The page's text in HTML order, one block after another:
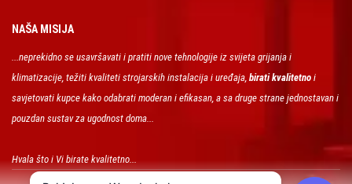
NAŠA MISIJA
...neprekidno se usavršavati i pratiti nove tehnologije iz svijeta grijanja i
klimatizacije, težiti kvaliteti strojarskih instalacija i uređaja, birati kvalitetno i
savjetovati kupce kako odabrati moderan i efikasan, a sa druge strane jednostavan i
pouzdan sustav za ugodnost doma...
Hvala što i Vi birate kvalitetno...